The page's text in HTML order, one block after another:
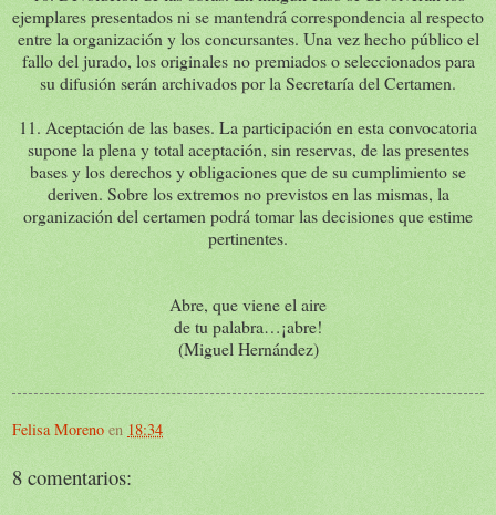
ejemplares presentados ni se mantendrá correspondencia al respecto
entre la organización y los concursantes. Una vez hecho público el
fallo del jurado, los originales no premiados o seleccionados para
su difusión serán archivados por la Secretaría del Certamen.
11. Aceptación de las bases. La participación en esta convocatoria
supone la plena y total aceptación, sin reservas, de las presentes
bases y los derechos y obligaciones que de su cumplimiento se
deriven. Sobre los extremos no previstos en las mismas, la
organización del certamen podrá tomar las decisiones que estime
pertinentes.
Abre, que viene el aire
de tu palabra…¡abre!
(Miguel Hernández)
Felisa Moreno en 18:34
8 comentarios: